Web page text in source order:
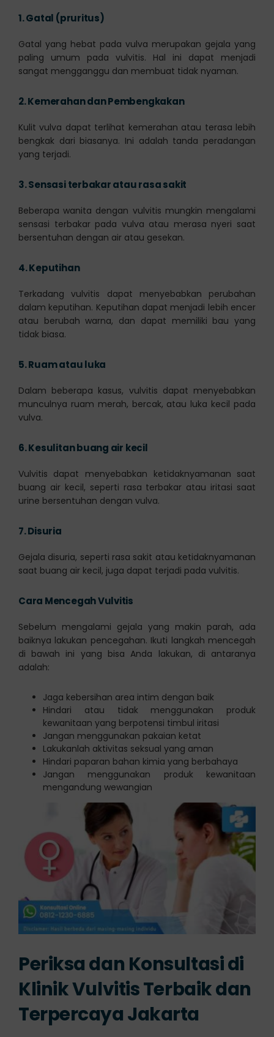
1.Gatal (pruritus)
Gatal yang hebat pada vulva merupakan gejala yang
paling umum pada vulvitis. Hal ini dapat menjadi
sangat mengganggu dan membuat tidak nyaman.
2.Kemerahan dan Pembengkakan
Kulit vulva dapat terlihat kemerahan atau terasa lebih
bengkak dari biasanya. Ini adalah tanda peradangan
yang terjadi.
3.Sensasi terbakar atau rasa sakit
Beberapa wanita dengan vulvitis mungkin mengalami
sensasi terbakar pada vulva atau merasa nyeri saat
bersentuhan dengan air atau gesekan.
4.Keputihan
Terkadang vulvitis dapat menyebabkan perubahan
dalam keputihan. Keputihan dapat menjadi lebih encer
atau berubah warna, dan dapat memiliki bau yang
tidak biasa.
5.Ruam atau luka
Dalam beberapa kasus, vulvitis dapat menyebabkan
munculnya ruam merah, bercak, atau luka kecil pada
vulva.
6.Kesulitan buang air kecil
Vulvitis dapat menyebabkan ketidaknyamanan saat
buang air kecil, seperti rasa terbakar atau iritasi saat
urine bersentuhan dengan vulva.
7.Disuria
Gejala disuria, seperti rasa sakit atau ketidaknyamanan
saat buang air kecil, juga dapat terjadi pada vulvitis.
Cara Mencegah Vulvitis
Sebelum mengalami gejala yang makin parah, ada
baiknya lakukan pencegahan. Ikuti langkah mencegah
di bawah ini yang bisa Anda lakukan, di antaranya
adalah:
Jaga kebersihan area intim dengan baik
Hindari atau tidak menggunakan produk
kewanitaan yang berpotensi timbul iritasi
Jangan menggunakan pakaian ketat
Lakukanlah aktivitas seksual yang aman
Hindari paparan bahan kimia yang berbahaya
Jangan menggunakan produk kewanitaan
mengandung wewangian
Periksa dan Konsultasi di
Klinik Vulvitis Terbaik dan
Terpercaya Jakarta